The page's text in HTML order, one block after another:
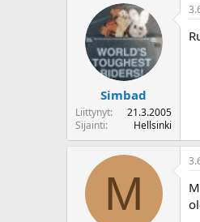
Simbad
Liittynyt
21.3.2005
Sijainti
Hellsinki
M